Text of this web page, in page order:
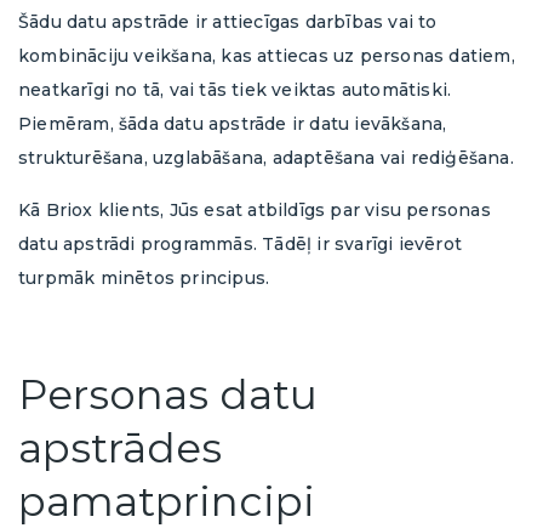
Šādu datu apstrāde ir attiecīgas darbības vai to
kombināciju veikšana, kas attiecas uz personas datiem,
neatkarīgi no tā, vai tās tiek veiktas automātiski.
Piemēram, šāda datu apstrāde ir datu ievākšana,
strukturēšana, uzglabāšana, adaptēšana vai rediģēšana.
Kā Briox klients, Jūs esat atbildīgs par visu personas
datu apstrādi programmās. Tādēļ ir svarīgi ievērot
turpmāk minētos principus.
Personas datu
apstrādes
pamatprincipi